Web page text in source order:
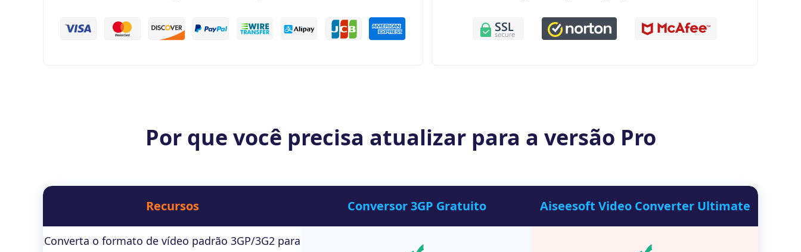
Por que você precisa atualizar para a versão Pro
Recursos Conversor 3GP Gratuito Aiseesoft Video Converter Ultimate
Converta o formato de vídeo padrão 3GP/3G2 para